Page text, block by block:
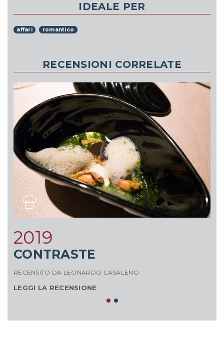
IDEALE PER
affari romantico
RECENSIONI CORRELATE
2019
CONTRASTE
RECENSITO DA LEONARDO CASALENO
LEGGI LA RECENSIONE